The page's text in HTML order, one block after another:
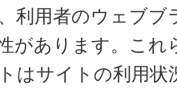
利用者のウェブ
があります。こ
はサイトの利用